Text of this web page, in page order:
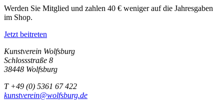
Werden Sie Mitglied und zahlen 40 € weniger auf die Jahresgaben
im Shop.
Jetzt beitreten
Kunstverein Wolfsburg
Schlossstraße 8
38448 Wolfsburg
T +49 (0) 5361 67 422
kunstverein@wolfsburg.de